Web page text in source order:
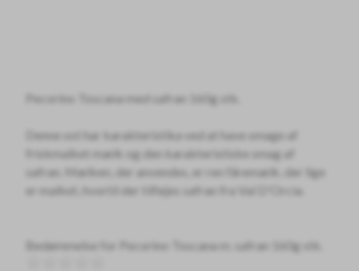
Pecorino Toscana med safran 160g stk.
Denne ost har karakteristika ved at have smage af
friskmalket mælk og den karakteristiske smag af
safran. Mælken, der anvendes, er ren fåremælk, der lige
er malket, hvortil der tilføjes safran fra Val D'Orcia.
Bedømmelse for Pecorino Toscana m. safran 160g stk.